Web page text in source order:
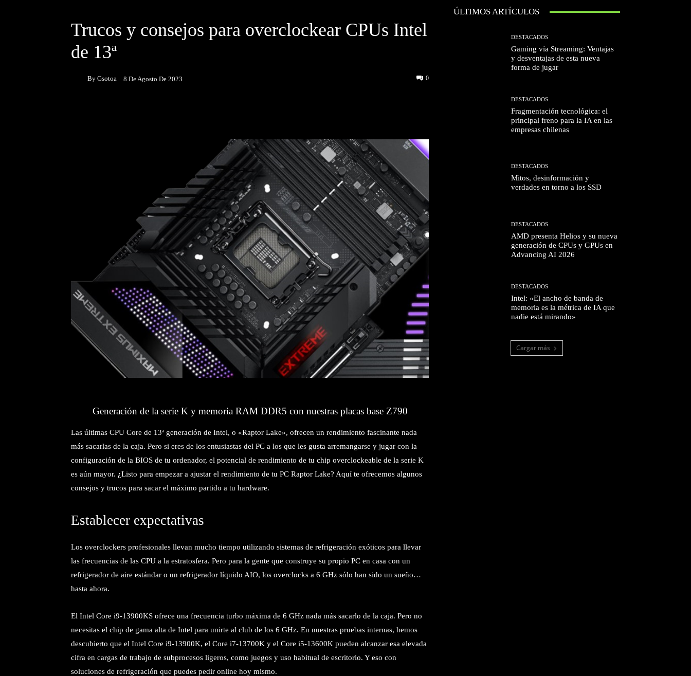
Trucos y consejos para overclockear CPUs Intel
de 13ª
By Gsotoa 8 De Agosto De 2023 0
Generación de la serie K y memoria RAM DDR5 con nuestras placas base Z790
Las últimas CPU Core de 13ª generación de Intel, o «Raptor Lake», ofrecen un rendimiento fascinante nada
más sacarlas de la caja. Pero si eres de los entusiastas del PC a los que les gusta arremangarse y jugar con la
configuración de la BIOS de tu ordenador, el potencial de rendimiento de tu chip overclockeable de la serie K
es aún mayor. ¿Listo para empezar a ajustar el rendimiento de tu PC Raptor Lake? Aquí te ofrecemos algunos
consejos y trucos para sacar el máximo partido a tu hardware.
Establecer expectativas
Los overclockers profesionales llevan mucho tiempo utilizando sistemas de refrigeración exóticos para llevar
las frecuencias de las CPU a la estratosfera. Pero para la gente que construye su propio PC en casa con un
refrigerador de aire estándar o un refrigerador líquido AIO, los overclocks a 6 GHz sólo han sido un sueño…
hasta ahora.
El Intel Core i9-13900KS ofrece una frecuencia turbo máxima de 6 GHz nada más sacarlo de la caja. Pero no
necesitas el chip de gama alta de Intel para unirte al club de los 6 GHz. En nuestras pruebas internas, hemos
descubierto que el Intel Core i9-13900K, el Core i7-13700K y el Core i5-13600K pueden alcanzar esa elevada
cifra en cargas de trabajo de subprocesos ligeros, como juegos y uso habitual de escritorio. Y eso con
soluciones de refrigeración que puedes pedir online hoy mismo.
ÚLTIMOS ARTÍCULOS
DESTACADOS
Gaming vía Streaming: Ventajas
y desventajas de esta nueva
forma de jugar
DESTACADOS
Fragmentación tecnológica: el
principal freno para la IA en las
empresas chilenas
DESTACADOS
Mitos, desinformación y
verdades en torno a los SSD
DESTACADOS
AMD presenta Helios y su nueva
generación de CPUs y GPUs en
Advancing AI 2026
DESTACADOS
Intel: «El ancho de banda de
memoria es la métrica de IA que
nadie está mirando»
Cargar más